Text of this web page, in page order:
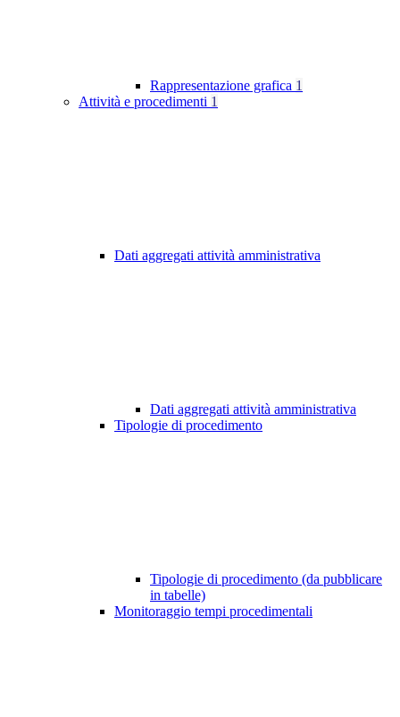
Rappresentazione grafica 1
Attività e procedimenti 1
Dati aggregati attività amministrativa
Dati aggregati attività amministrativa
Tipologie di procedimento
Tipologie di procedimento (da pubblicare
in tabelle)
Monitoraggio tempi procedimentali